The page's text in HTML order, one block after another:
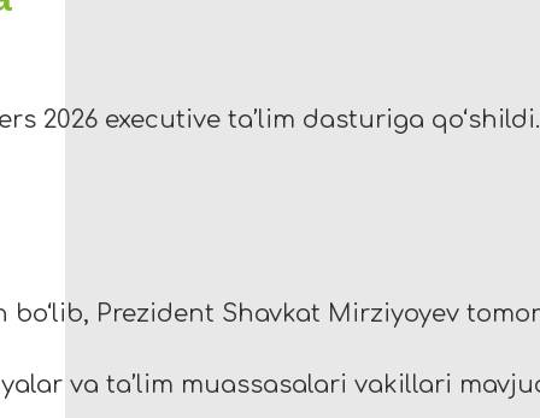
2026 executive ta’lim dasturiga
Prezident Shavkat Mirziyoyev
va ta’lim muassasalari vakillari